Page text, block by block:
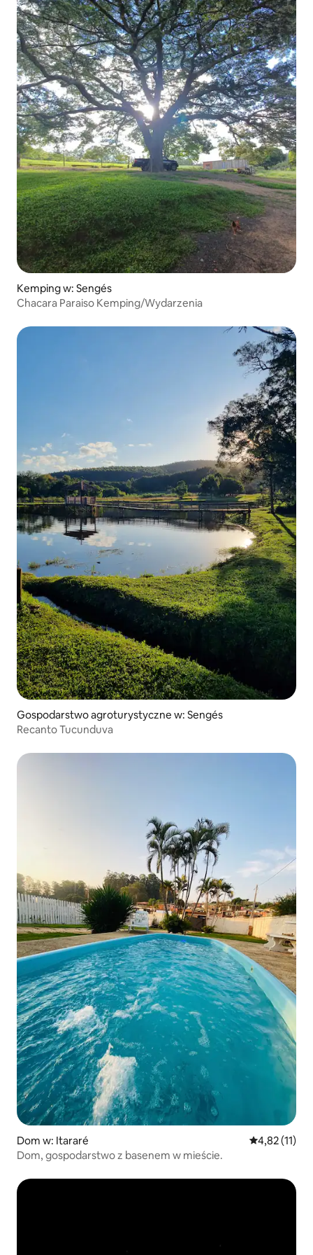
Kemping w: Sengés
Chacara Paraiso Kemping/Wydarzenia
Gospodarstwo agroturystyczne w: Sengés
Recanto Tucunduva
Dom w: Itararé Średnia
4,82 (11)
Dom, gospodarstwo z basenem w mieście.